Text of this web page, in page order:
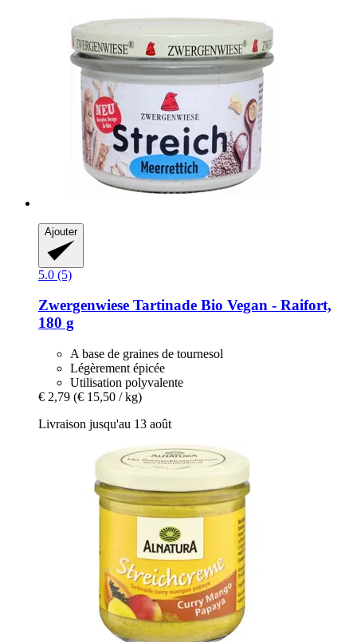
Ajouter
5.0 (5)
Zwergenwiese Tartinade Bio Vegan -​ Raifort,
180 g
A base de graines de tournesol
Légèrement épicée
Utilisation polyvalente
€ 2,79 (€ 15,50 / kg)
Livraison jusqu'au 13 août